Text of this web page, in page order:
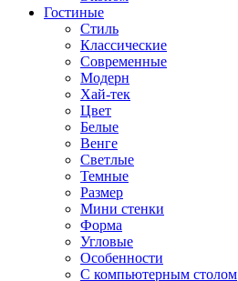
Гостиные
Стиль
Классические
Современные
Модерн
Хай-тек
Цвет
Белые
Венге
Светлые
Темные
Размер
Мини стенки
Форма
Угловые
Особенности
С компьютерным столом